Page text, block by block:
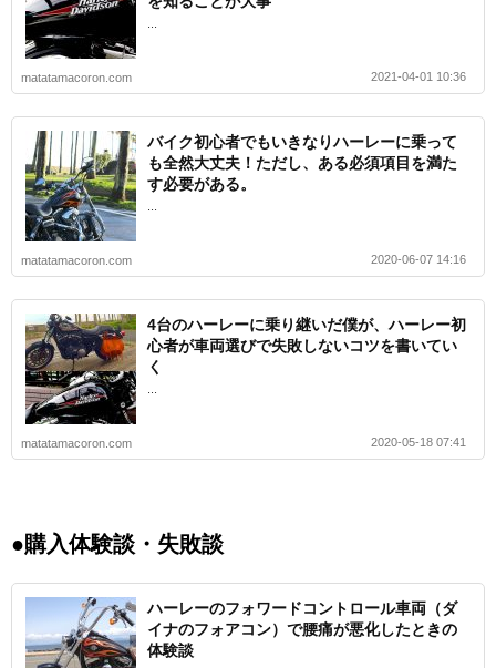
matatamacoron.com 2021-04-01 10:36
バイク初心者でもいきなりハーレーに乗って
も全然大丈夫！ただし、ある必須項目を満た
す必要がある。
matatamacoron.com 2020-06-07 14:16
4台のハーレーに乗り継いだ僕が、ハーレー初
心者が車両選びで失敗しないコツを書いてい
く
matatamacoron.com 2020-05-18 07:41
●購入体験談・失敗談
ハーレーのフォワードコントロール車両（ダ
イナのフォアコン）で腰痛が悪化したときの
体験談